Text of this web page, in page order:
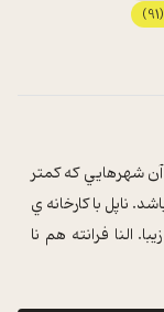
(91)
آن شهرهايي که کمتر
ناپل با کارخانه ي
النا فرانته هم نا